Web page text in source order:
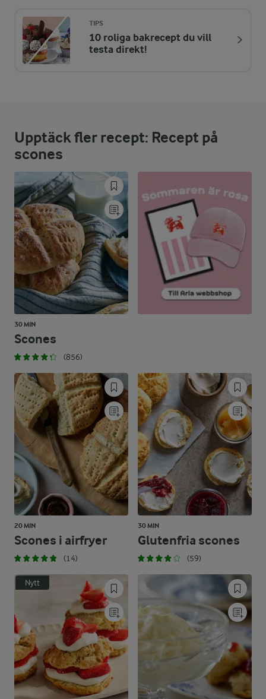
ENERGIDISTRIBUTION %
NÄRINGSVÄRDEN PER BIT
Fett:
37,6 %
10,3 g
Kolhydrater:
55,2 %
32,9 g
TIPS
10 roliga bakrecept du vill
testa direkt!
Upptäck fler recept: Recept på
scones
30 MIN
Scones
(856)
20 MIN
Scones i airfryer
(14)
30 MIN
Glutenfria scones
(59)
Nytt